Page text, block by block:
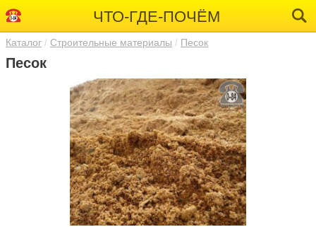
ЧТО-ГДЕ-ПОЧЁМ
Каталог Строительные материалы Песок
Песок